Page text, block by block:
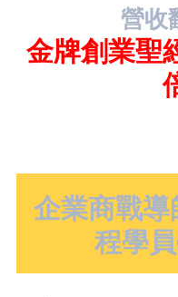
營收
金牌創業聖
企業商戰
程學